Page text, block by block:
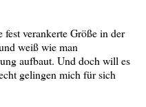
verankerte Größe in der
weiß wie man
aufbaut. Und doch will es
gelingen mich für sich